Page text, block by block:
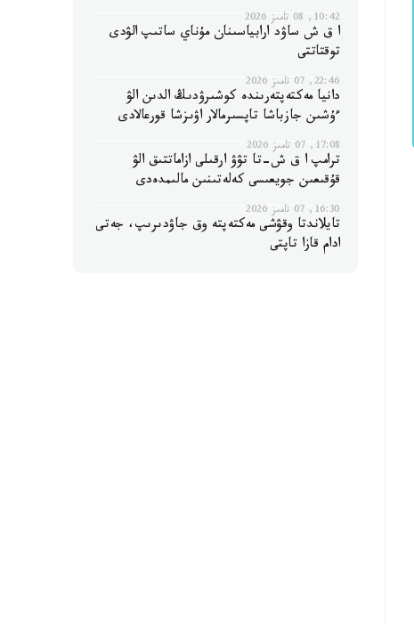
10:42, 08 تامىز 2026
ا ق ش ساۋد ارابياسىنان مۇناي ساتىپ الۋدى
توقتاتتى
22:46, 07 تامىز 2026
دانيا مەكتەپتەرىندە كوشىرۋدىڭ الدىن الۋ
ءۇشىن جازباشا تاپسىرمالار اۋىزشا قورعالادى
17:08, 07 تامىز 2026
ترامپ ا ق ش-تا تۋۋ ارقىلى ازاماتتىق الۋ
قۇقىعىن جويعىسى كەلەتىنىن مالىمدەدى
16:30, 07 تامىز 2026
تايلاندتا وقۋشى مەكتەپتە وق جاۋدىرىپ، جەتى
ادام قازا تاپتى